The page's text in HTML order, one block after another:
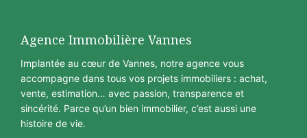
Agence Immobilière Vannes
Implantée au cœur de Vannes, notre agence vous
accompagne dans tous vos projets immobiliers : achat,
vente, estimation… avec passion, transparence et
sincérité. Parce qu’un bien immobilier, c’est aussi une
histoire de vie.